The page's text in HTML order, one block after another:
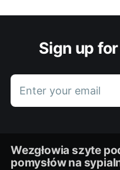
Sign up
Enter your email
Wezgłowia szyte
pomysłów na